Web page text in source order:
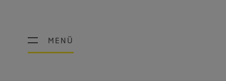
MENÜ
MENÜ